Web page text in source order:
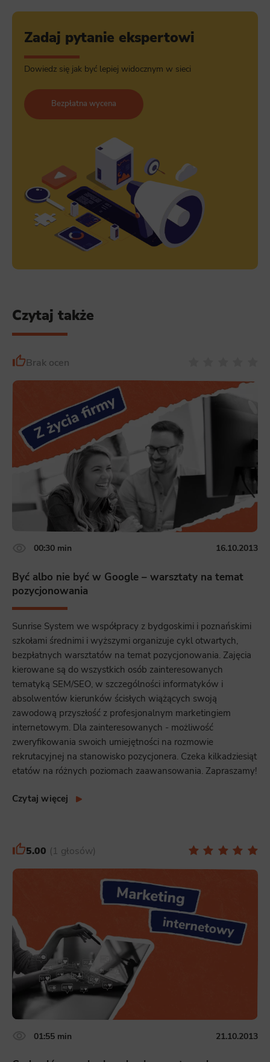
Zadaj pytanie ekspertowi
Dowiedz się jak być lepiej widocznym w sieci
Bezpłatna wycena
Czytaj także
Brak ocen
00:30 min 16.10.2013
Być albo nie być w Google – warsztaty na temat
pozycjonowania
Sunrise System we współpracy z bydgoskimi i poznańskimi
szkołami średnimi i wyższymi organizuje cykl otwartych,
bezpłatnych warsztatów na temat pozycjonowania. Zajęcia
kierowane są do wszystkich osób zainteresowanych
tematyką SEM/SEO, w szczególności informatyków i
absolwentów kierunków ścisłych wiążących swoją
zawodową przyszłość z profesjonalnym marketingiem
internetowym. Dla zainteresowanych - możliwość
zweryfikowania swoich umiejętności na rozmowie
rekrutacyjnej na stanowisko pozycjonera. Czeka kilkadziesiąt
etatów na różnych poziomach zaawansowania. Zapraszamy!
Czytaj więcej
5.00 1 głosów
01:55 min 21.10.2013